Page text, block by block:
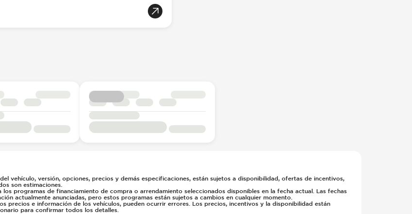
vehículo, versión, opciones, precios y demás especificaciones, están sujetos a disponibilidad, ofertas de incentivos,
son estimaciones.
programas de financiamiento de compra o arrendamiento seleccionados disponibles en la fecha actual. Las fechas
actualmente anunciadas, pero estos programas están sujetos a cambios en cualquier momento.
precios e información de los vehículos, pueden ocurrir errores. Los precios, incentivos y la disponibilidad están
para confirmar todos los detalles.